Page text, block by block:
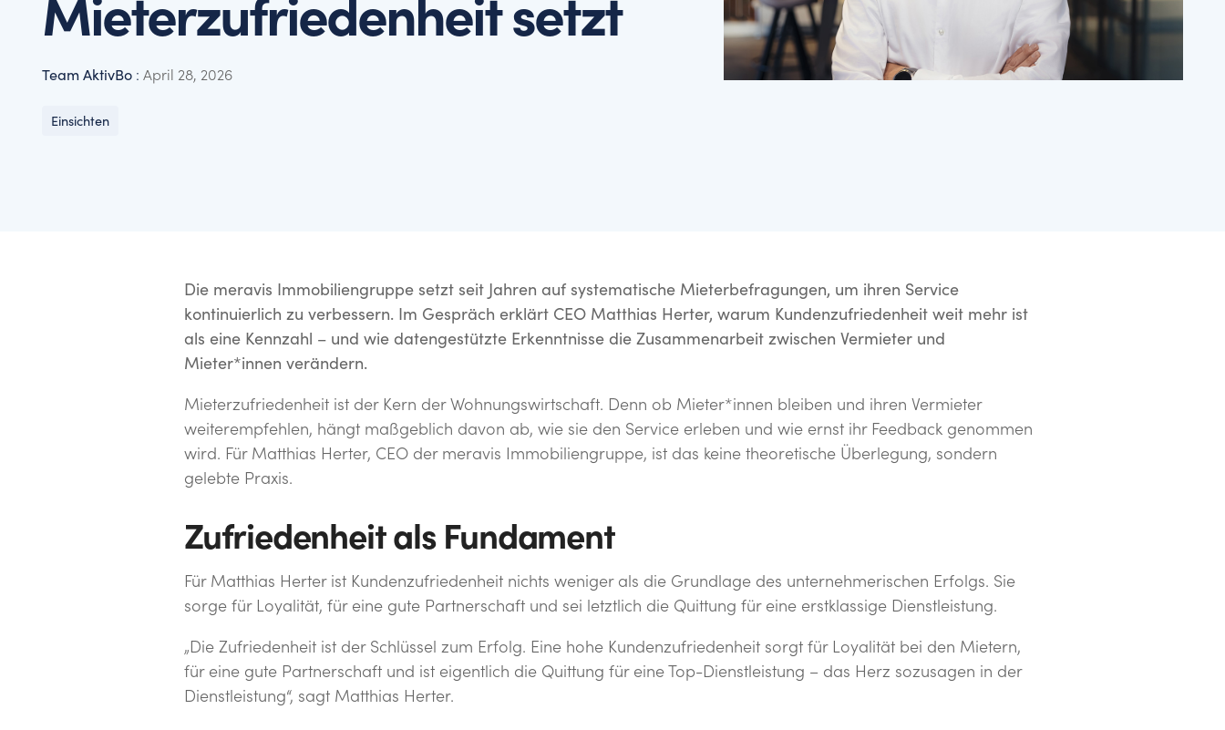
Unsere Daten und unsere Best Practices helfen Ihnen, Ziele und Impulse zu
setzen.
Hier finden Sie unsere neuesten Nachrichten, Pressematerialien und
Kontaktinformationen.
Mieterzufriedenheit setzt
Team AktivBo : April 28, 2026
Einsichten
Die meravis Immobiliengruppe setzt seit Jahren auf systematische Mieterbefragungen, um ihren Service
kontinuierlich zu verbessern. Im Gespräch erklärt CEO Matthias Herter, warum Kundenzufriedenheit weit mehr ist
als eine Kennzahl – und wie datengestützte Erkenntnisse die Zusammenarbeit zwischen Vermieter und
Mieter*innen verändern.
Mieterzufriedenheit ist der Kern der Wohnungswirtschaft. Denn ob Mieter*innen bleiben und ihren Vermieter
weiterempfehlen, hängt maßgeblich davon ab, wie sie den Service erleben und wie ernst ihr Feedback genommen
wird. Für Matthias Herter, CEO der meravis Immobiliengruppe, ist das keine theoretische Überlegung, sondern
gelebte Praxis.
Zufriedenheit als Fundament
Für Matthias Herter ist Kundenzufriedenheit nichts weniger als die Grundlage des unternehmerischen Erfolgs. Sie
sorge für Loyalität, für eine gute Partnerschaft und sei letztlich die Quittung für eine erstklassige Dienstleistung.
„Die Zufriedenheit ist der Schlüssel zum Erfolg. Eine hohe Kundenzufriedenheit sorgt für Loyalität bei den Mietern,
für eine gute Partnerschaft und ist eigentlich die Quittung für eine Top-Dienstleistung – das Herz sozusagen in der
Dienstleistung“, sagt Matthias Herter.